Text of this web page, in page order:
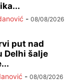
- 08/08/2026
put nad
Delhi šalje
- 08/08/2026